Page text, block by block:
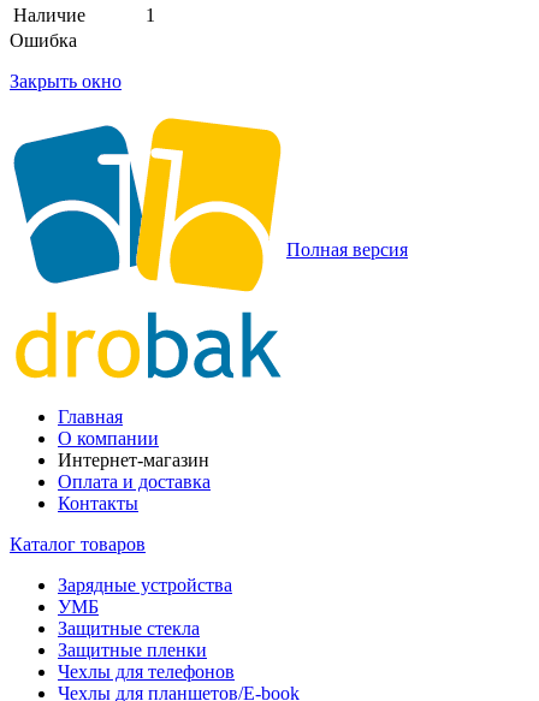
Наличие
1
Ошибка
Закрыть окно
Полная версия
Главная
О компании
Интернет-магазин
Оплата и доставка
Контакты
Каталог товаров
Зарядные устройства
УМБ
Защитные стекла
Защитные пленки
Чехлы для телефонов
Чехлы для планшетов/E-book